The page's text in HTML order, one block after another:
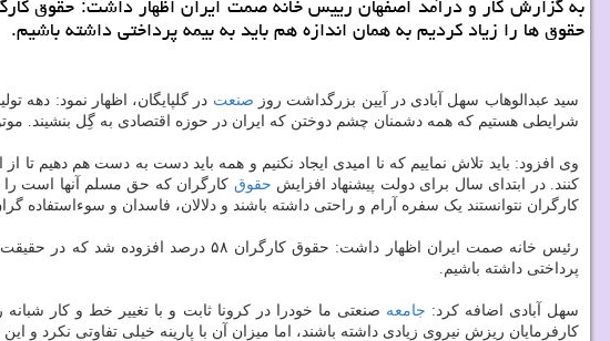
حقوق ها را زیاد کردیم به همان اندازه هم باید به بیمه پرداختی داشته باشیم.
سید عبدالوهاب سهل آبادی در آیین بزرگداشت روز صنعت در گلپایگان، اظهار نمود: دهه
شرایطی هستیم که همه دشمنان چشم دوختن که ایران در حوزه اقتصادی به گِل بنشیند.
وی افزود: باید تلاش نماییم که نا امیدی ایجاد نکنیم و همه باید دست به دست هم دهیم
کنند. در ابتدای سال برای دولت پیشنهاد افزایش حقوق کارگران که حق مسلم آنها است را
کارگران نتوانستند یک سفره آرام و راحتی داشته باشند و دلالان، فاسدان و سوءاستفاده
پرداختی داشته باشیم.
سهل آبادی اضافه کرد: جامعه صنعتی ما خودرا در کرونا ثابت و با تغییر خط و کار
کارفرمایان ریزش نیروی زیادی داشته باشند، اما میزان آن با پارینه خیلی تفاوتی نکرد و